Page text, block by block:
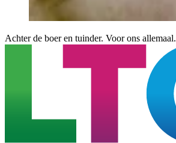
Achter de boer en tuinder. Voor ons allemaal.